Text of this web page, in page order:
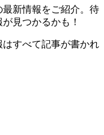
新情報をご紹介。待
見つかるかも！
はすべて記事が書かれ